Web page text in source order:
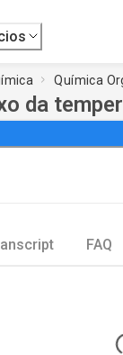
Química
da
FAQ